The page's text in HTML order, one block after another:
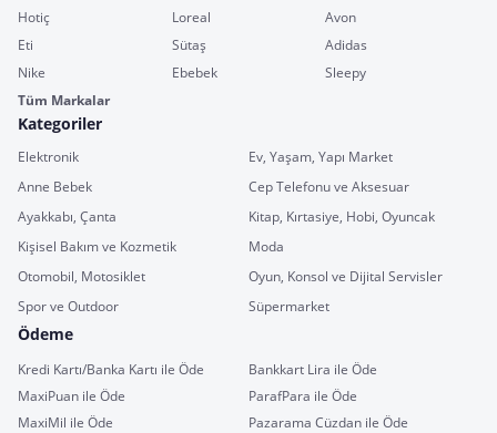
Hotiç
Loreal
Avon
Eti
Sütaş
Adidas
Nike
Ebebek
Sleepy
Tüm Markalar
Kategoriler
Elektronik
Ev, Yaşam, Yapı Market
Anne Bebek
Cep Telefonu ve Aksesuar
Ayakkabı, Çanta
Kitap, Kırtasiye, Hobi, Oyuncak
Kişisel Bakım ve Kozmetik
Moda
Otomobil, Motosiklet
Oyun, Konsol ve Dijital Servisler
Spor ve Outdoor
Süpermarket
Ödeme
Kredi Kartı/Banka Kartı ile Öde
Bankkart Lira ile Öde
MaxiPuan ile Öde
ParafPara ile Öde
MaxiMil ile Öde
Pazarama Cüzdan ile Öde